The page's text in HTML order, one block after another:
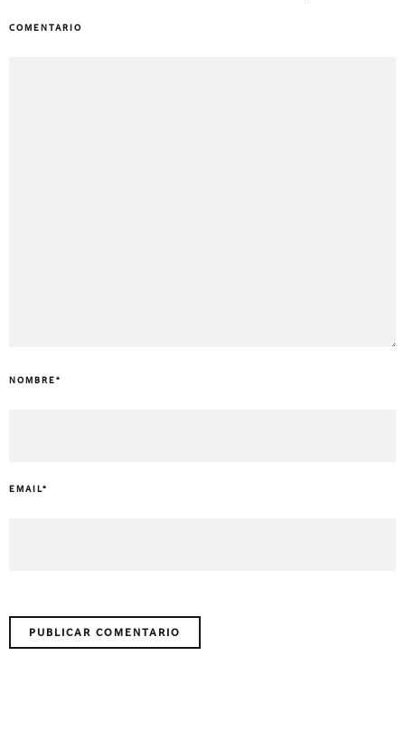
COMENTARIO
NOMBRE *
EMAIL*